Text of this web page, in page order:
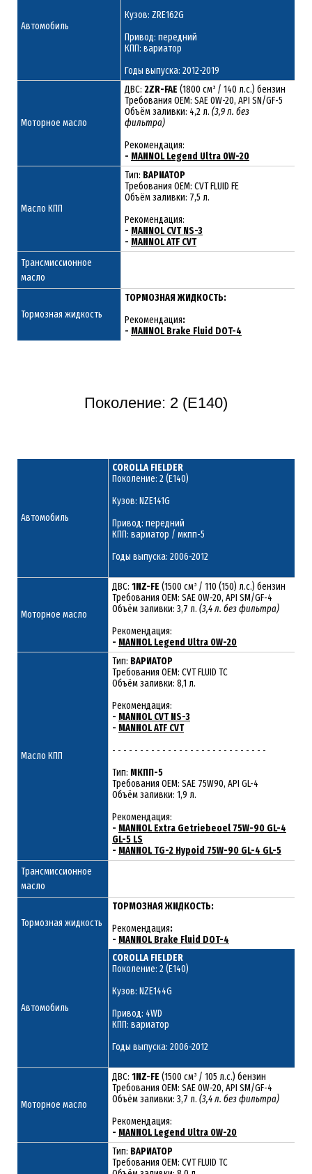
Автомобиль
Кузов: ZRE162G
Привод: передний
КПП: вариатор
Годы выпуска: 2012-2019
Моторное масло
ДВС: 2ZR-FAE (1800 см³ / 140 л.с.) бензин
Требования ОЕМ: SAE 0W-20, API SN/GF-5
Объём заливки: 4,2 л. (3,9 л. без
фильтра)
Рекомендация:
- MANNOL Legend Ultra 0W-20
Масло КПП
Тип: ВАРИАТОР
Требования OEM: CVT FLUID FE
Объём заливки: 7,5 л.
Рекомендация:
- MANNOL CVT NS-3
- MANNOL ATF CVT
Трансмиссионное
масло
Тормозная жидкость
ТОРМОЗНАЯ ЖИДКОСТЬ:
Рекомендация:
- MANNOL Brake Fluid DOT-4
Поколение: 2 (E140)
Автомобиль
COROLLA FIELDER
Поколение: 2 (E140)
Кузов: NZE141G
Привод: передний
КПП: вариатор / мкпп-5
Годы выпуска: 2006-2012
Моторное масло
ДВС: 1NZ-FE (1500 см³ / 110 (150) л.с.) бензин
Требования ОЕМ: SAE 0W-20, API SM/GF-4
Объём заливки: 3,7 л. (3,4 л. без фильтра)
Рекомендация:
- MANNOL Legend Ultra 0W-20
Масло КПП
Тип: ВАРИАТОР
Требования OEM: CVT FLUID TC
Объём заливки: 8,1 л.
Рекомендация:
- MANNOL CVT NS-3
- MANNOL ATF CVT
- - - - - - - - - - - - - - - - - - - - - - - - - - - -
Тип: МКПП-5
Требования OEM: SAE 75W90, API GL-4
Объём заливки: 1,9 л.
Рекомендация:
- MANNOL Extra Getriebeoel 75W-90 GL-4
GL-5 LS
- MANNOL TG-2 Hypoid 75W-90 GL-4 GL-5
Трансмиссионное
масло
Тормозная жидкость
ТОРМОЗНАЯ ЖИДКОСТЬ:
Рекомендация:
- MANNOL Brake Fluid DOT-4
Автомобиль
COROLLA FIELDER
Поколение: 2 (E140)
Кузов: NZE144G
Привод: 4WD
КПП: вариатор
Годы выпуска: 2006-2012
Моторное масло
ДВС: 1NZ-FE (1500 см³ / 105 л.с.) бензин
Требования ОЕМ: SAE 0W-20, API SM/GF-4
Объём заливки: 3,7 л. (3,4 л. без фильтра)
Рекомендация:
- MANNOL Legend Ultra 0W-20
Тип: ВАРИАТОР
Требования OEM: CVT FLUID TC